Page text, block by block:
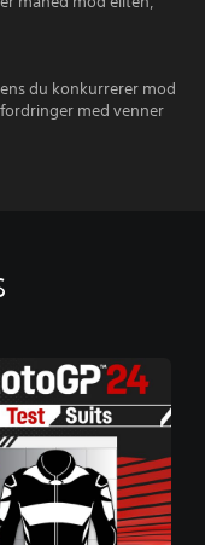
du konkurrerer mod
med venner